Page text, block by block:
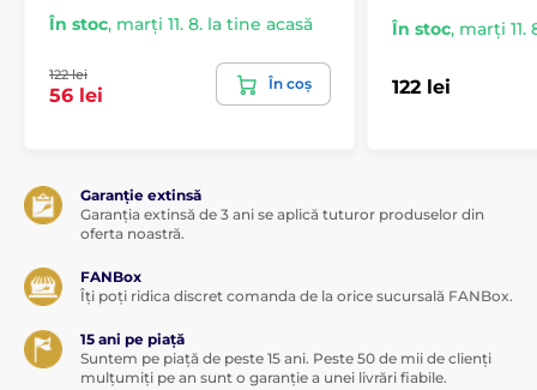
În stoc, marți 11. 8. la tine acasă
122 lei
56 lei
În coș
În stoc, marți 11.
122 lei
Garanție extinsă
Garanția extinsă de 3 ani se aplică tuturor produselor din
oferta noastră.
FANBox
Îți poți ridica discret comanda de la orice sucursală FANBox.
15 ani pe piață
Suntem pe piață de peste 15 ani. Peste 50 de mii de clienți
mulțumiți pe an sunt o garanție a unei livrări fiabile.